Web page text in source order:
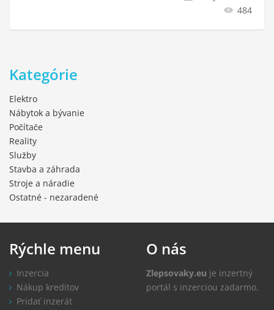
484
Kategórie
Elektro
Nábytok a bývanie
Počítače
Reality
Služby
Stavba a záhrada
Stroje a náradie
Ostatné - nezaradené
Rýchle menu
Inzercia
Nákup kreditov
Pridať inzerát
O nás
Zlepsovaky.eu je inzertný
portál s inzerciou zadarmo.